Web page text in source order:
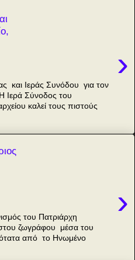
›
και Ιεράς Συνόδου για τον
Ιερά Σύνοδος του
καλεί τους πιστούς
›
του Πατριάρχη
ζωγράφου μέσα του
από το Ηνωμένο